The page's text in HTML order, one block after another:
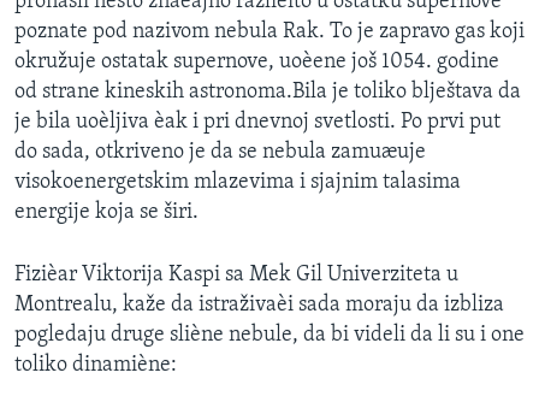
poznate pod nazivom nebula Rak. To je zapravo gas koji
okružuje ostatak supernove, uoèene još 1054. godine
od strane kineskih astronoma.Bila je toliko blještava da
je bila uoèljiva èak i pri dnevnoj svetlosti. Po prvi put
do sada, otkriveno je da se nebula zamuæuje
visokoenergetskim mlazevima i sjajnim talasima
energije koja se širi.
Fizièar Viktorija Kaspi sa Mek Gil Univerziteta u
Montrealu, kaže da istraživaèi sada moraju da izbliza
pogledaju druge sliène nebule, da bi videli da li su i one
toliko dinamiène: